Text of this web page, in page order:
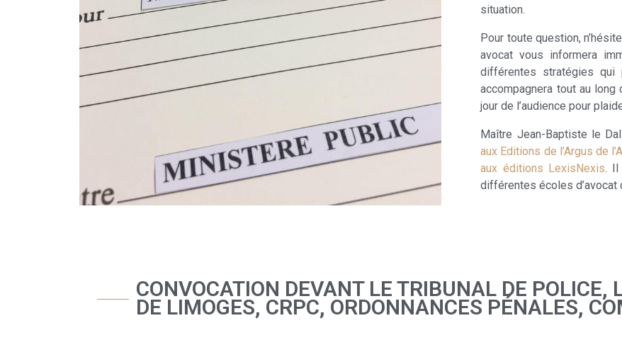
situation.
Pour toute question,
avocat vous informera
différentes stratégies qui
accompagnera tout au
jour de l’audience pour
Maître Jean-Baptiste le
aux Editions de l’Argus de
aux éditions LexisNexis. Il
différentes écoles d’avocat
CONVOCATION DEVANT LE TRIBUNAL DE POLICE,
DE LIMOGES, CRPC, ORDONNANCES PÉNALES,